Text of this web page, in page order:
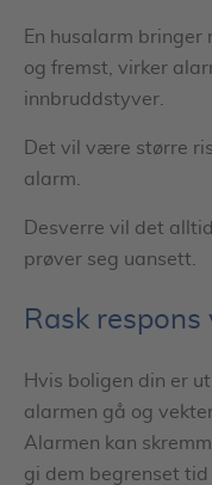
En husalarm bringer
og fremst, virker
innbruddstyver.
Det vil være større
alarm.
Desverre vil det
prøver seg uansett.
Rask
Hvis boligen din er
alarmen gå og
Alarmen kan
gi dem begrenset tid